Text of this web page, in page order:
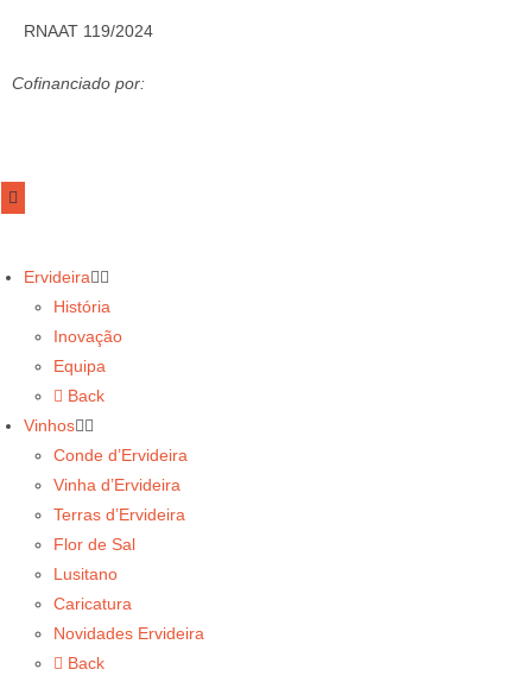
RNAAT 119/2024
Cofinanciado por:
Ervideira
História
Inovação
Equipa
Back
Vinhos
Conde d’Ervideira
Vinha d’Ervideira
Terras d’Ervideira
Flor de Sal
Lusitano
Caricatura
Novidades Ervideira
Back